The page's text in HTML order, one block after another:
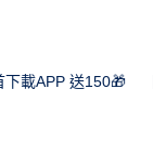
下載APP 送150🎁